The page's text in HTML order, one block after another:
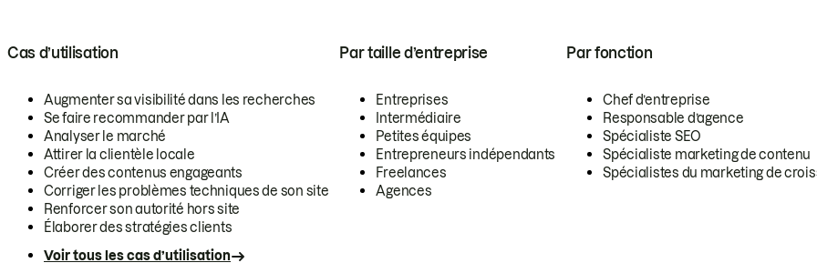
Cas d’utilisation
Augmenter sa visibilité dans les recherches
Se faire recommander par l’IA
Analyser le marché
Attirer la clientèle locale
Créer des contenus engageants
Corriger les problèmes techniques de son site
Renforcer son autorité hors site
Élaborer des stratégies clients
Voir tous les cas d’utilisation
Par taille d’entreprise
Entreprises
Intermédiaire
Petites équipes
Entrepreneurs indépendants
Freelances
Agences
Par fonction
Chef d’entreprise
Responsable d’agence
Spécialiste SEO
Spécialiste marketing de contenu
Spécialistes du marketing de